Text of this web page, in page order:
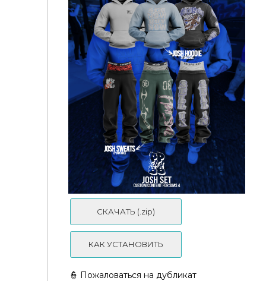
Худи и штаны - SCOTTY SET
СКАЧАТЬ (.zip)
КАК УСТАНОВИТЬ
👮 Пожаловаться на дубликат